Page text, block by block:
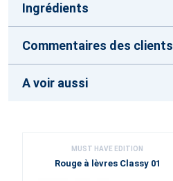
Ingrédients
Commentaires des clients
A voir aussi
MUST HAVE EDITION
Rouge à lèvres Classy 01